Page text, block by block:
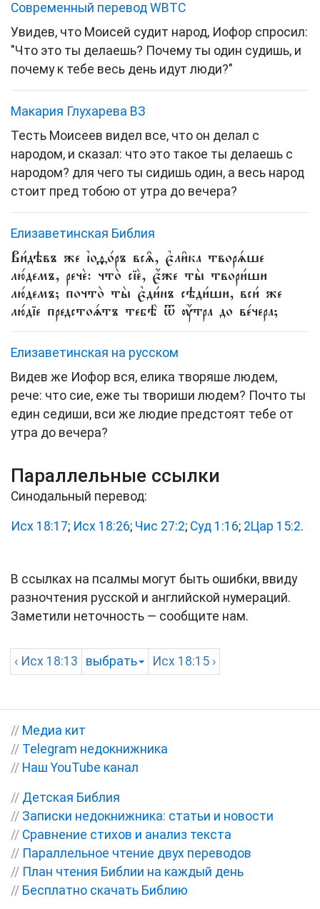
Cовременный перевод WBTC
Увидев, что Моисей судит народ, Иофор спросил:
"Что это ты делаешь? Почему ты один судишь, и
почему к тебе весь день идут люди?"
Макария Глухарева ВЗ
Тесть Моисеев видел все, что он делал с
народом, и сказал: что это такое ты делаешь с
народом? для чего ты сидишь один, а весь народ
стоит пред тобою от утра до вечера?
Елизаветинская Библия
Ви́дѣвъ же і҆оѳо́ръ всѧ̑, є҆ли̑ка творѧ́ше
лю́демъ, речѐ: что̀ сїѐ, є҆́же ты̀ твори́ши
лю́демъ; почто̀ ты̀ є҆ди́нъ сѣди́ши, вси́ же
лю́дїе предстоѧ́тъ тебѣ̀ ѿ ᲂу҆́тра до ве́чера;
Елизаветинская на русском
Видев же Иофор вся, елика творяше людем,
рече: что сие, еже ты твориши людем? Почто ты
един седиши, вси же людие предстоят тебе от
утра до вечера?
Параллельные ссылки
Синодальный перевод:
Исх 18:17; Исх 18:26; Чис 27:2; Суд 1:16; 2Цар 15:2.
В ссылках на псалмы могут быть ошибки, ввиду
разночтения русской и английской нумераций.
Заметили неточность — сообщите нам.
‹ Исх 18:13 выбрать Исх 18:15 ›
// Медиа кит
// Telegram недокнижника
// Наш YouTube канал
// Детская Библия
// Записки недокнижника: статьи и новости
// Сравнение стихов и анализ текста
// Параллельное чтение двух переводов
// План чтения Библии на каждый день
// Бесплатно скачать Библию